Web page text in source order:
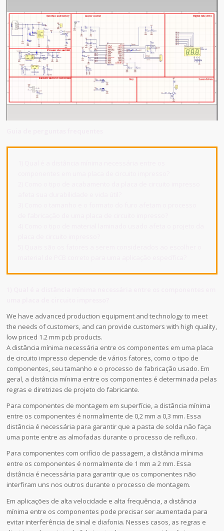
We have advanced production equipment and technology to meet
the needs of customers, and can provide customers with high quality,
low priced 1.2 mm pcb products.
A distância mínima necessária entre os componentes em uma placa
de circuito impresso depende de vários fatores, como o tipo de
componentes, seu tamanho e o processo de fabricação usado. Em
geral, a distância mínima entre os componentes é determinada pelas
regras e diretrizes de projeto do fabricante.
Para componentes de montagem em superfície, a distância mínima
entre os componentes é normalmente de 0,2 mm a 0,3 mm. Essa
distância é necessária para garantir que a pasta de solda não faça
uma ponte entre as almofadas durante o processo de refluxo.
Para componentes com orifício de passagem, a distância mínima
entre os componentes é normalmente de 1 mm a 2 mm. Essa
distância é necessária para garantir que os componentes não
interfiram uns nos outros durante o processo de montagem.
Em aplicações de alta velocidade e alta frequência, a distância
mínima entre os componentes pode precisar ser aumentada para
evitar interferência de sinal e diafonia. Nesses casos, as regras e